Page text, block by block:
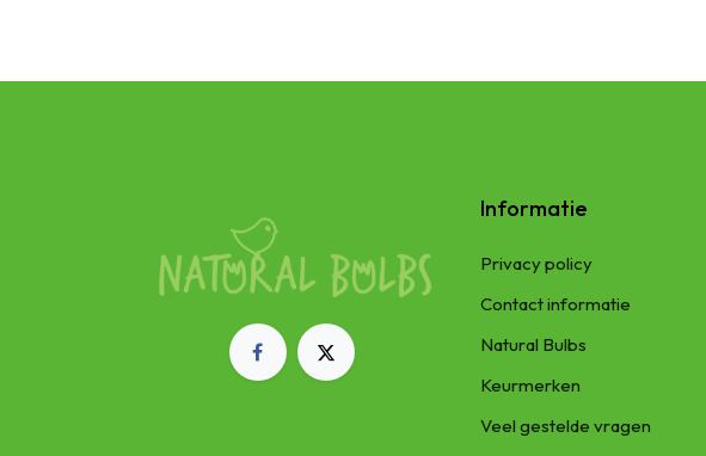
Informatie
Privacy policy
Contact informatie
Natural Bulbs
Keurmerken
Veel gestelde vragen